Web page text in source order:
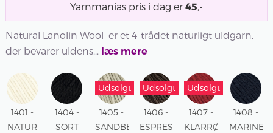
Yarnmanias pris i dag er 45,-
Natural Lanolin Wool er et 4-trådet naturligt uldgarn,
der bevarer uldens... læs mere
1401 -
NATUR
1404 -
SORT
Udsolgt
1405 -
SANDBEIGE
Udsolgt
1406 -
ESPRESSO
Udsolgt
1407 -
KLARRØD
1408 -